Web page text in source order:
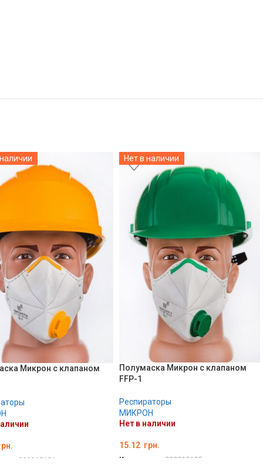
Микрон с клапаном
000015656
Нет в наличии
Полумаска Микрон с клапаном
FFP-1
Респираторы
МИКРОН
Нет в наличии
15.12 грн.
Код товара: 000015655